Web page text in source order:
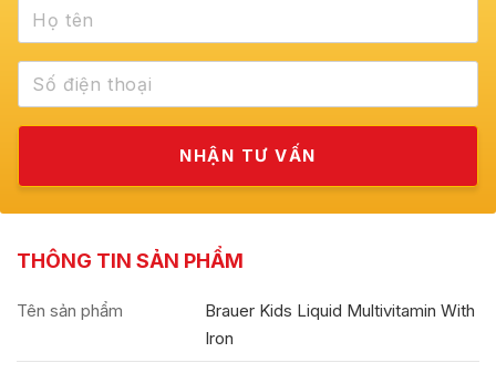
THÔNG TIN SẢN PHẨM
Tên sản phẩm
Brauer Kids Liquid Multivitamin With
Iron